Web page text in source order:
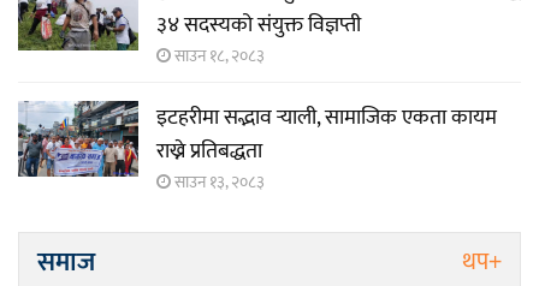
३४ सदस्यको संयुक्त विज्ञप्ती
साउन १८, २०८३
इटहरीमा सद्भाव र्‍याली, सामाजिक एकता कायम
राख्ने प्रतिबद्धता
साउन १३, २०८३
समाज थप+